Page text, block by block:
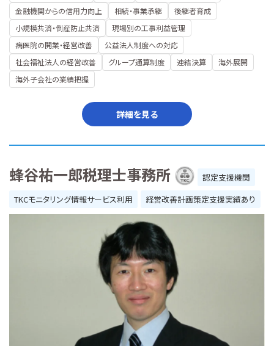
金融機関からの信用力向上
相続・事業承継
後継者育成
小規模共済・倒産防止共済
現場別の工事利益管理
病医院の開業・経営改善
公益法人制度への対応
社会福祉法人の経営改善
グループ通算制度 連結決算
海外展開
海外子会社の業績把握
詳細を見る
蜂谷祐一郎税理士事務所
認定支援機関
TKCモニタリング情報サービス利用
経営改善計画策定支援実績あり